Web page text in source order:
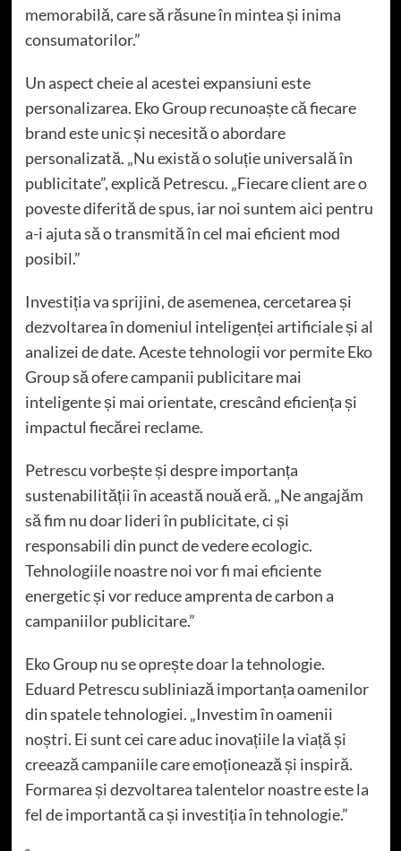
memorabilă, care să răsune în mintea și inima
consumatorilor.”
Un aspect cheie al acestei expansiuni este
personalizarea. Eko Group recunoaște că fiecare
brand este unic și necesită o abordare
personalizată. „Nu există o soluție universală în
publicitate”, explică Petrescu. „Fiecare client are o
poveste diferită de spus, iar noi suntem aici pentru
a-i ajuta să o transmită în cel mai eficient mod
posibil.”
Investiția va sprijini, de asemenea, cercetarea și
dezvoltarea în domeniul inteligenței artificiale și al
analizei de date. Aceste tehnologii vor permite Eko
Group să ofere campanii publicitare mai
inteligente și mai orientate, crescând eficiența și
impactul fiecărei reclame.
Petrescu vorbește și despre importanța
sustenabilității în această nouă eră. „Ne angajăm
să fim nu doar lideri în publicitate, ci și
responsabili din punct de vedere ecologic.
Tehnologiile noastre noi vor fi mai eficiente
energetic și vor reduce amprenta de carbon a
campaniilor publicitare.”
Eko Group nu se oprește doar la tehnologie.
Eduard Petrescu subliniază importanța oamenilor
din spatele tehnologiei. „Investim în oamenii
noștri. Ei sunt cei care aduc inovațiile la viață și
creează campaniile care emoționează și inspiră.
Formarea și dezvoltarea talentelor noastre este la
fel de importantă ca și investiția în tehnologie.”